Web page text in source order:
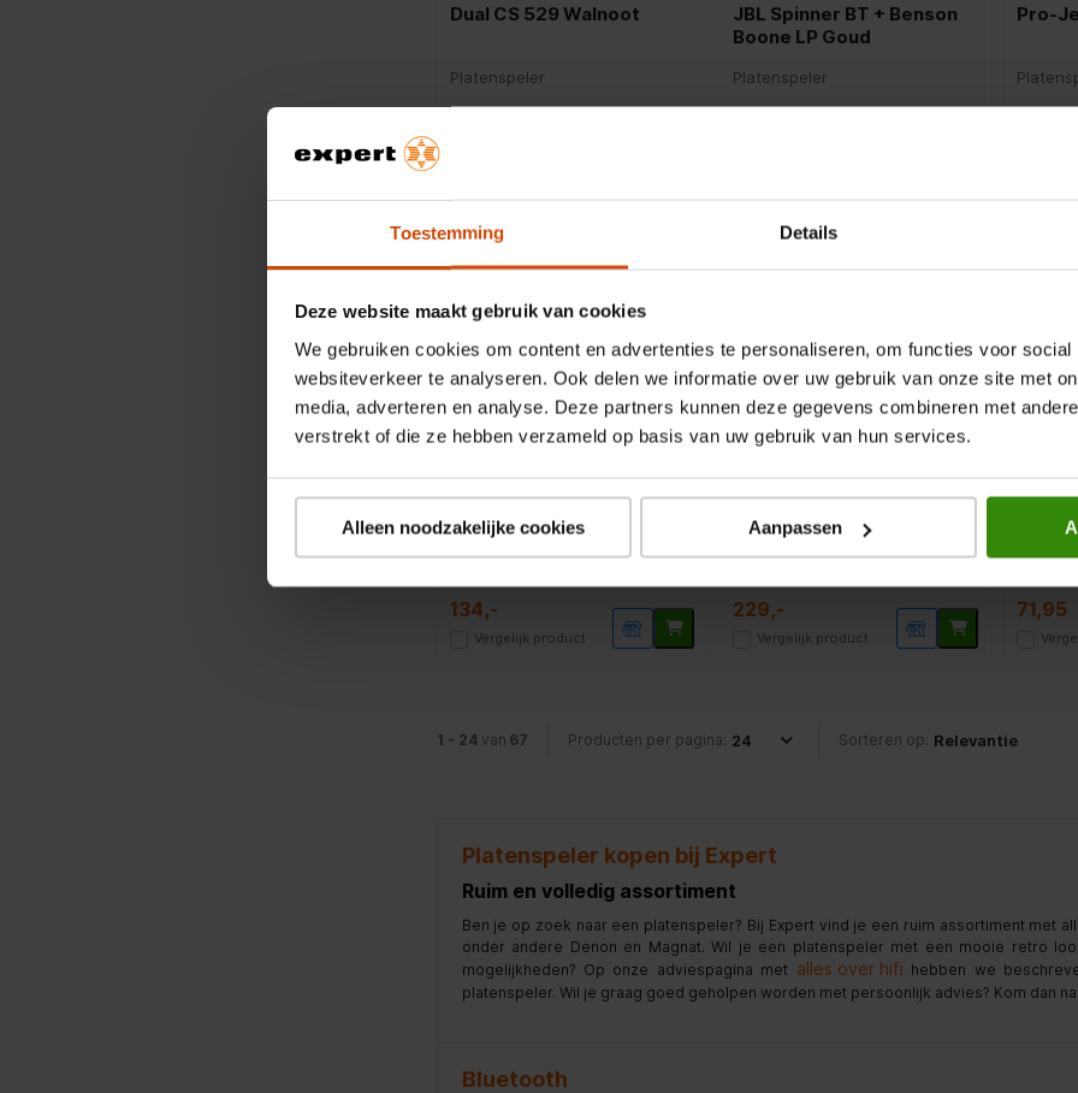
Toestemming Details
Deze website maakt gebruik van cookies
We gebruiken cookies om content en advertenties te personaliseren, om functies voor
websiteverkeer te analyseren. Ook delen we informatie over uw gebruik van onze site met
media, adverteren en analyse. Deze partners kunnen deze gegevens combineren met
verstrekt of die ze hebben verzameld op basis van uw gebruik van hun services.
Alleen noodzakelijke cookies Aanpassen
Dual CS 529 Walnoot
Platenspeler
1.099,-
Vergelijk product
JBL Spinner BT + Benson
Boone LP Goud
Platenspeler
DC-riemaandrijving
345,-
Pro-
439,-
Lenco LBT-120 Zwart
Platenspeler
Lenco
Platenspelers
134,-
Vergelijk product
Lenco LBT-188 Hout
Platenspeler
Bluetooth
Authentiek uiterlijk
Plastic kap
229,-
Vergelijk product
71,95
1 - 24 van 67 Producten per pagina: Sorteren op:
Platenspeler kopen bij Expert
Ruim en volledig assortiment
Ben je op zoek naar een platenspeler? Bij Expert vind je een ruim assortiment met
onder andere Denon en Magnat. Wil je een platenspeler met een mooie retro
mogelijkheden? Op onze adviespagina met alles over hifi hebben we
platenspeler. Wil je graag goed geholpen worden met persoonlijk advies? Kom dan
Bluetooth